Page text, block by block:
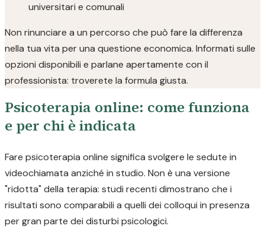
universitari e comunali
Non rinunciare a un percorso che può fare la differenza
nella tua vita per una questione economica. Informati sulle
opzioni disponibili e parlane apertamente con il
professionista: troverete la formula giusta.
Psicoterapia online: come funziona
e per chi è indicata
Fare psicoterapia online significa svolgere le sedute in
videochiamata anziché in studio. Non è una versione
"ridotta" della terapia: studi recenti dimostrano che i
risultati sono comparabili a quelli dei colloqui in presenza
per gran parte dei disturbi psicologici.